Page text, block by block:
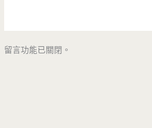
留言功能已關閉。